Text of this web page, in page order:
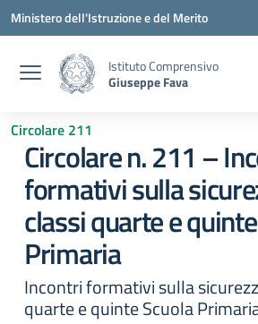
Vai ai contenuti
Vai al menu di navigazione
Vai al footer
Ministero dell'Istruzione e del Merito
Istituto Comprensivo
Giuseppe Fava
Circolare 211
Circolare n. 211 –
formativi sulla
classi quarte e
Primaria
Incontri formativi sulla
quarte e quinte Scuola